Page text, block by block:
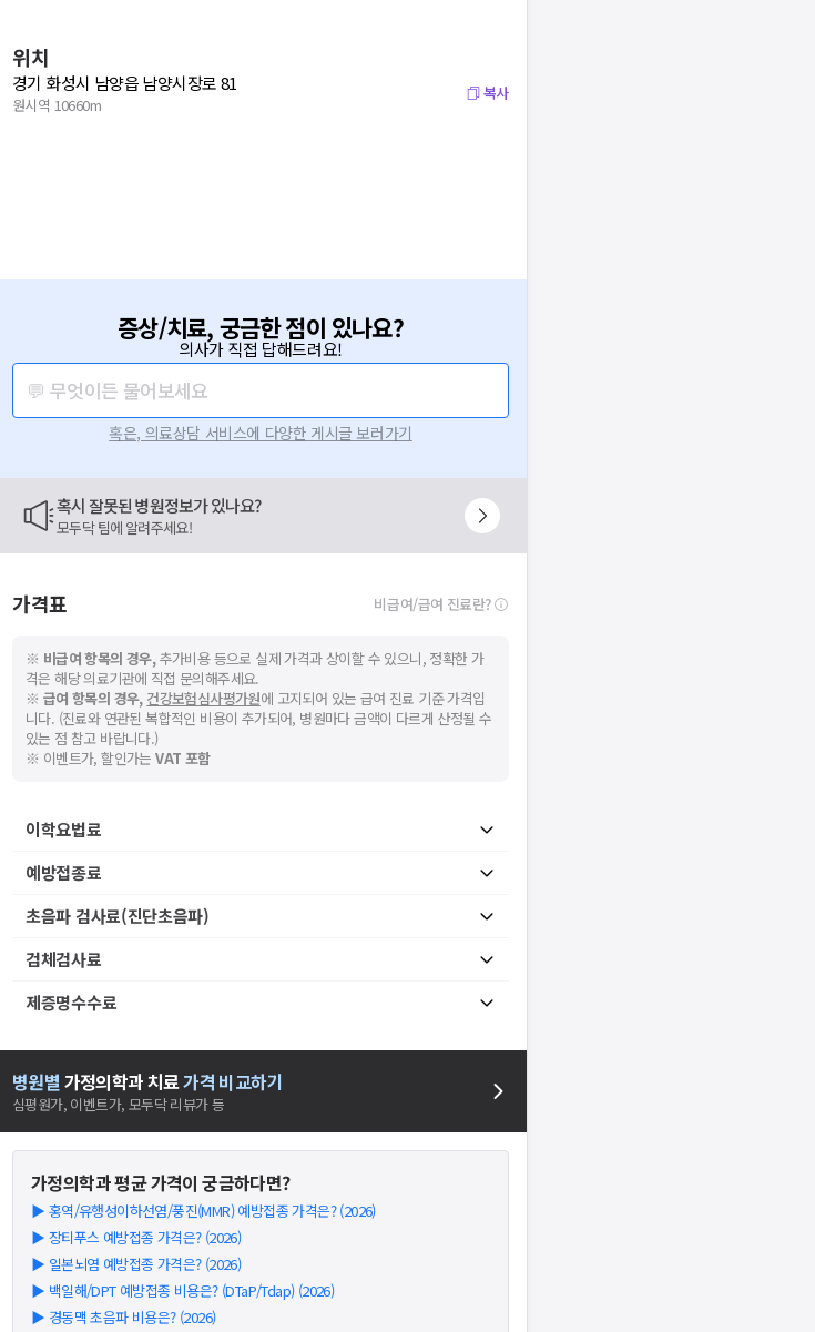
위치
경기 화성시 남양읍 남양시장로 81
원시역 10660m
복사
증상/치료, 궁금한 점이 있나요?
의사가 직접 답해드려요!
💬 무엇이든 물어보세요
혹은, 의료상담 서비스에 다양한 게시글 보러가기
혹시 잘못된 병원정보가 있나요?
모두닥 팀에 알려주세요!
가격표 비급여/급여 진료란?
※ 비급여 항목의 경우,추가비용 등으로 실제 가격과 상이할 수 있으니, 정확한 가
격은 해당 의료기관에 직접 문의해주세요.
※ 급여 항목의 경우, 건강보험심사평가원에 고지되어 있는 급여 진료 기준 가격입
니다. (진료와 연관된 복합적인 비용이 추가되어, 병원마다 금액이 다르게 산정될 수
있는 점 참고 바랍니다.)
※ 이벤트가, 할인가는VAT 포함
이학요법료
예방접종료
초음파 검사료(진단초음파)
검체검사료
제증명수수료
병원별 가정의학과치료가격 비교하기
심평원가, 이벤트가, 모두닥 리뷰가 등
가정의학과평균 가격이 궁금하다면?
▶ 홍역/유행성이하선염/풍진(MMR) 예방접종 가격은? (2026)
▶ 장티푸스 예방접종 가격은? (2026)
▶ 일본뇌염 예방접종 가격은? (2026)
▶ 백일해/DPT 예방접종 비용은? (DTaP/Tdap) (2026)
▶ 경동맥 초음파 비용은? (2026)
요청하신 작업을 처리하지 못했습니다.
확인